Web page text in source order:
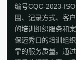
编号CQC-2023-
围、记录方式、客
的培训组织服务和
保迈秀口的培训组
靠的服务质量。通